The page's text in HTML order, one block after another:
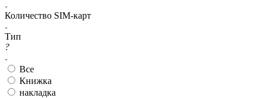
Количество SIM-карт
Тип
?
Все
Книжка
накладка